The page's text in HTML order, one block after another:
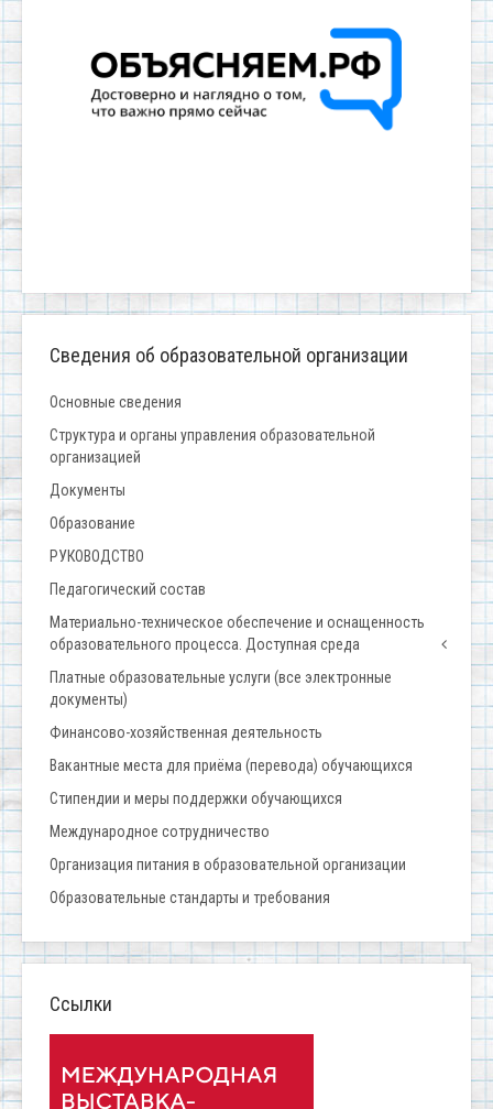
Сведения об образовательной организации
Основные сведения
Структура и органы управления образовательной
организацией
Документы
Образование
РУКОВОДСТВО
Педагогический состав
Материально-техническое обеспечение и оснащенность
образовательного процесса. Доступная среда
Платные образовательные услуги (все электронные
документы)
Финансово-хозяйственная деятельность
Вакантные места для приёма (перевода) обучающихся
Стипендии и меры поддержки обучающихся
Международное сотрудничество
Организация питания в образовательной организации
Образовательные стандарты и требования
Ссылки